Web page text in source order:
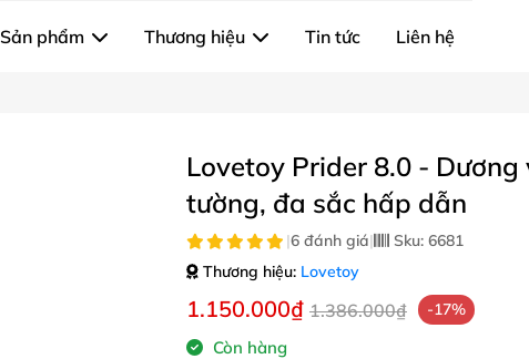
Sản phẩm Thương hiệu Tin tức Liên hệ
Lovetoy Prider 8.0 -
tường, đa sắc hấp dẫn
|6 đánh giá| Sku: 6681
Thương hiệu: Lovetoy
1.150.000₫ 1.386.000₫ -17%
Còn hàng